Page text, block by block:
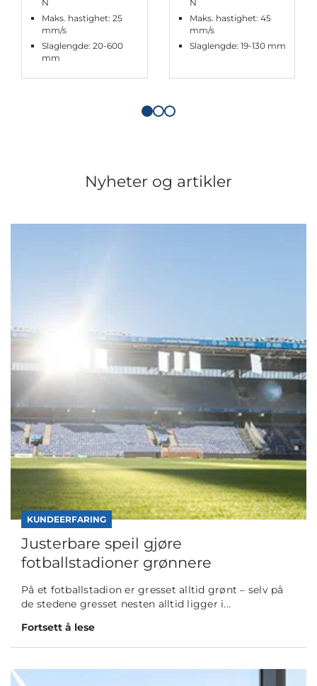
N
Maks. hastighet: 25
mm/s
Slaglengde: 20-600
mm
N
Maks. hastighet: 45
mm/s
Slaglengde: 19-130 mm
Nyheter og artikler
KUNDEERFARING
Justerbare speil gjøre
fotballstadioner grønnere
På et fotballstadion er gresset alltid grønt – selv på
de stedene gresset nesten alltid ligger i...
Fortsett å lese